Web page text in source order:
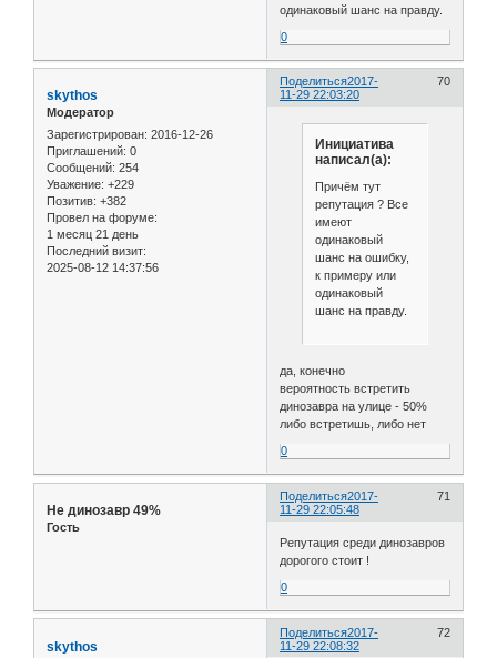
одинаковый шанс на правду.
0
Поделиться 70
2017-
11-29 22:03:20
skythos
Модератор
Зарегистрирован: 2016-12-26
Приглашений: 0
Сообщений: 254
Уважение: +229
Позитив: +382
Провел на форуме:
1 месяц 21 день
Последний визит:
2025-08-12 14:37:56
Инициатива
написал(а):
Причём тут
репутация ? Все
имеют
одинаковый
шанс на ошибку,
к примеру или
одинаковый
шанс на правду.
да, конечно
вероятность встретить
динозавра на улице - 50%
либо встретишь, либо нет
0
Поделиться 71
2017-
11-29 22:05:48
Не динозавр 49%
Гость
Репутация среди динозавров
дорогого стоит !
0
Поделиться 72
2017-
11-29 22:08:32
skythos